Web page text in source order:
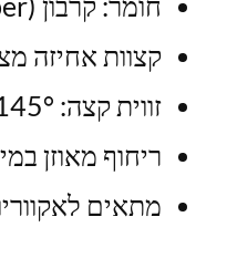
קצוות אחיזה
זווית קצה: 145°
ריחוף מאוזן
מתאים